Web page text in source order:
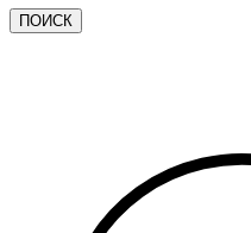
ПОИСК